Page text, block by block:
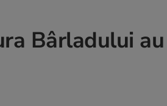
Bârladului